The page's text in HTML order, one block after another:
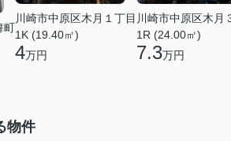
町
川崎市中原区木月１丁目
1K (19.40㎡)
4万円
川崎市中原区木月
1R (24.00㎡)
7.3万円
物件